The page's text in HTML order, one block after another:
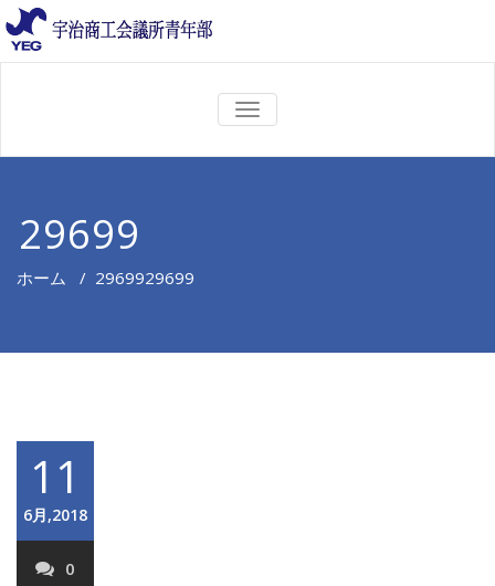
ナ
ビ
29699
ホーム / 2969929699
11
6月,2018
0